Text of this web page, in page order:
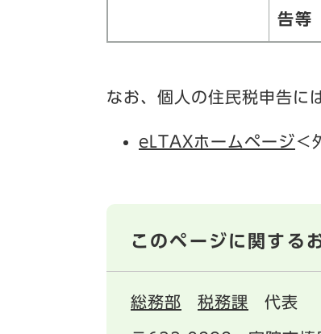
告等
なお、個人の住民税申告に
eLTAXホームページ＜
このページに関する
総務部 税務課 代表